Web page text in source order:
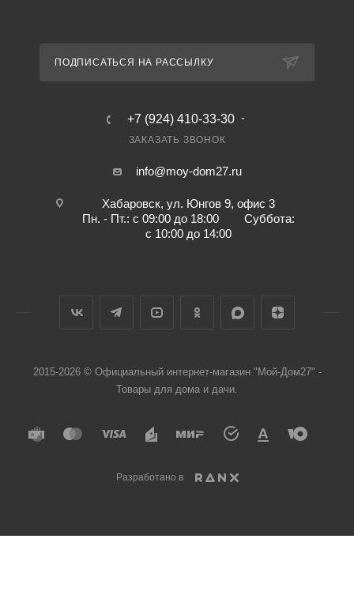
ПОДПИСАТЬСЯ НА РАССЫЛКУ
+7 (924) 410-33-30
ЗАКАЗАТЬ ЗВОНОК
info@moy-dom27.ru
Хабаровск, ул. Юнгов 9, офис 3
Пн. - Пт.: с 09:00 до 18:00 Суббота:
с 10:00 до 14:00
2015-2026 © Официальный интернет-магазин "Мой-Дом27" -
Товары для дома и дачи.
Разработано в